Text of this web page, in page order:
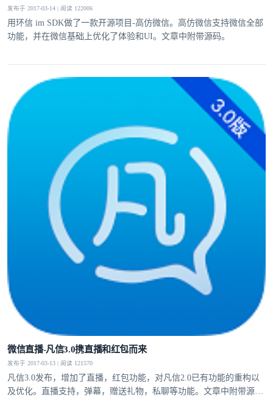
发布于 2017-03-14 | 阅读 122006
用环信 im SDK做了一款开源项目-高仿微信。高仿微信支持微信全部
功能，并在微信基础上优化了体验和UI。文章中附带源码。
微信直播-凡信3.0携直播和红包而来
发布于 2017-03-13 | 阅读 121570
凡信3.0发布，增加了直播，红包功能，对凡信2.0已有功能的重构以
及优化。直播支持，弹幕，赠送礼物，私聊等功能。文章中附带源